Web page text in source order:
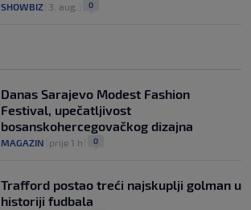
SHOWBIZ 3. aug. 0
Danas Sarajevo Modest Fashion
Festival, upečatljivost
bosanskohercegovačkog dizajna
MAGAZIN prije 1 h 0
Trafford postao treći najskuplji golman u
historiji fudbala